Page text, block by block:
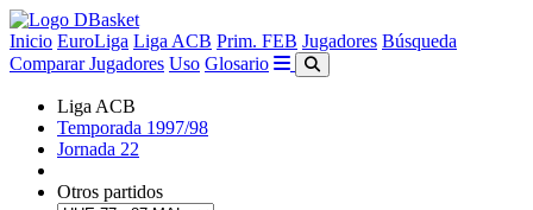
Inicio EuroLiga Liga ACB Prim. FEB Jugadores Búsqueda
Comparar Jugadores Uso Glosario
Liga ACB
Temporada 1997/98
Jornada 22
Otros partidos